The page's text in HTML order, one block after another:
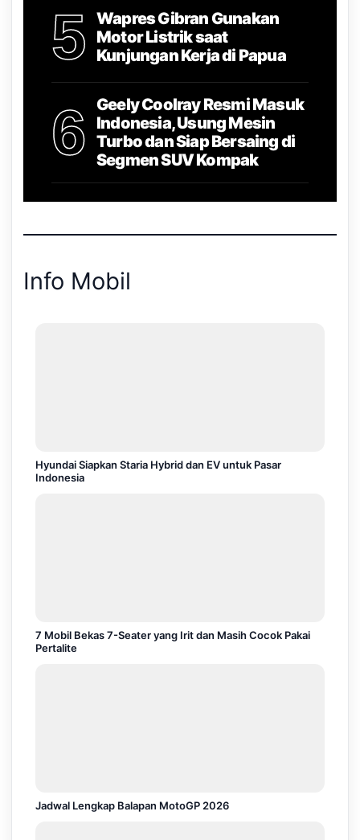
5
Wapres Gibran Gunakan
Motor Listrik saat
Kunjungan Kerja di Papua
6
Geely Coolray Resmi Masuk
Indonesia, Usung Mesin
Turbo dan Siap Bersaing di
Segmen SUV Kompak
Info Mobil
Hyundai Siapkan Staria Hybrid dan EV untuk Pasar
Indonesia
7 Mobil Bekas 7-Seater yang Irit dan Masih Cocok Pakai
Pertalite
Jadwal Lengkap Balapan MotoGP 2026